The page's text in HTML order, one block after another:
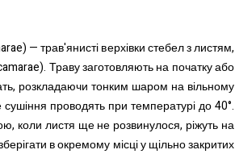
— трав'янисті верхівки стебел з листям,
Траву заготовляють на початку або
розкладаючи тонким шаром на вільному
проводять при температурі до 40°.
коли листя ще не розвинулося, ріжуть на
в окремому місці у щільно закритих